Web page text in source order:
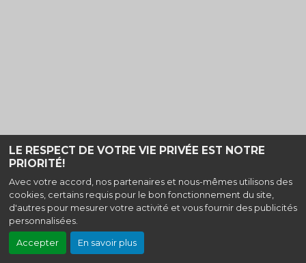
LE RESPECT DE VOTRE VIE PRIVÉE EST NOTRE
PRIORITÉ!
Avec votre accord, nos partenaires et nous-mêmes utilisons des
cookies, certains requis pour le bon fonctionnement du site,
d'autres pour mesurer votre activité et vous fournir des publicités
personnalisées.
Accepter En savoir plus